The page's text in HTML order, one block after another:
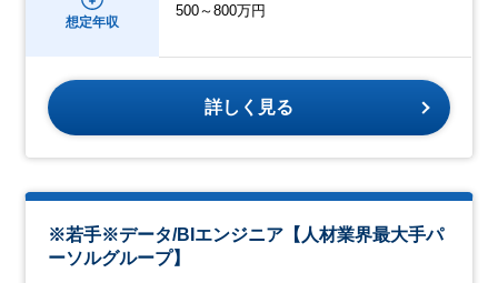
想定年収
500～800万円
詳しく見る
※若手※データ/BIエンジニア【人材業界最大手パ
ーソルグループ】